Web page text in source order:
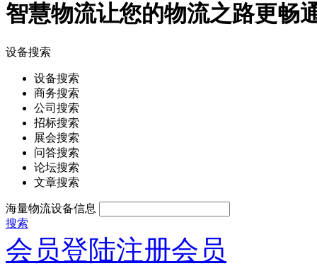
智慧物流让您的物流之路更畅
设备搜索
设备搜索
商务搜索
公司搜索
招标搜索
展会搜索
问答搜索
论坛搜索
文章搜索
海量物流设备信息
搜索
会员登陆注册会员